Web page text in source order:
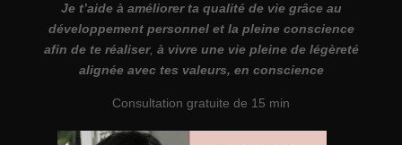
Je t’aide à améliorer ta qualité de vie grâce au
développement personnel et la pleine conscience
afin de te réaliser, à vivre une vie pleine de légèreté
alignée avec tes valeurs, en conscience
Consultation gratuite de 15 min